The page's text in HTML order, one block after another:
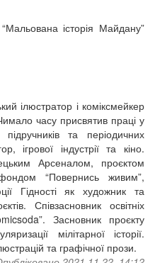
історія Майдану”
ілюстратор і коміксмейкер
часу присвятив праці у
та періодичних
ігрової індустрії та кіно.
Арсеналом, проєктом
“Повернись живим”,
Гідності як художник та
Співзасновник освітніх
Засновник проєкту
мілітарної історії.
та графічної прози.